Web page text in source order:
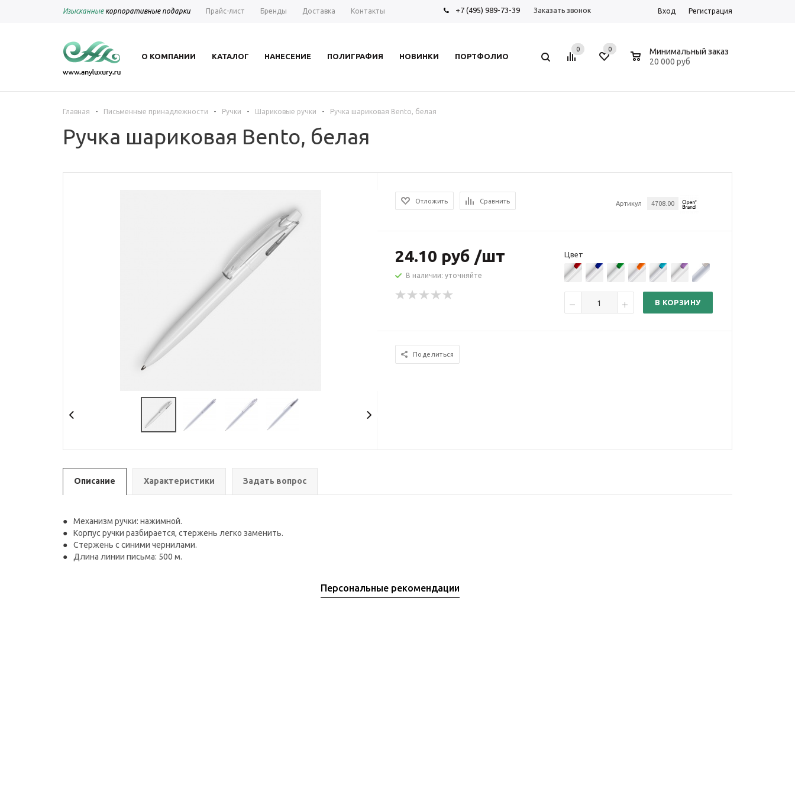
Изысканныекорпоративные подарки Прайс-лист Бренды Доставка Контакты +7 (495) 989-73-39 Заказать звонок Вход Регистрация
О КОМПАНИИ КАТАЛОГ НАНЕСЕНИЕ ПОЛИГРАФИЯ НОВИНКИ ПОРТФОЛИО
0 0
Минимальный заказ
20 000 руб
Главная - Письменные принадлежности - Ручки - Шариковые ручки - Ручка шариковая Bento, белая
Ручка шариковая Bento, белая
Артикул 4708.00
Отложить Сравнить
24.10 руб /шт
В наличии: уточняйте
Цвет
В КОРЗИНУ
Поделиться
Описание Характеристики Задать вопрос
Механизм ручки: нажимной.
Корпус ручки разбирается, стержень легко заменить.
Стержень с синими чернилами.
Длина линии письма: 500 м.
Персональные рекомендации